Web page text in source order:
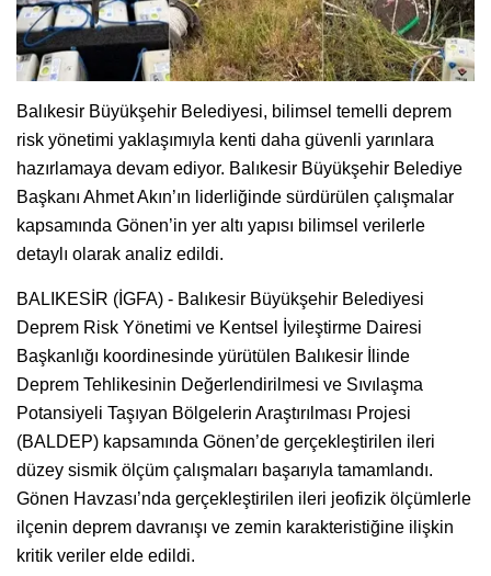
Balıkesir Büyükşehir Belediyesi, bilimsel temelli deprem
risk yönetimi yaklaşımıyla kenti daha güvenli yarınlara
hazırlamaya devam ediyor. Balıkesir Büyükşehir Belediye
Başkanı Ahmet Akın’ın liderliğinde sürdürülen çalışmalar
kapsamında Gönen’in yer altı yapısı bilimsel verilerle
detaylı olarak analiz edildi.
BALIKESİR (İGFA) - Balıkesir Büyükşehir Belediyesi
Deprem Risk Yönetimi ve Kentsel İyileştirme Dairesi
Başkanlığı koordinesinde yürütülen Balıkesir İlinde
Deprem Tehlikesinin Değerlendirilmesi ve Sıvılaşma
Potansiyeli Taşıyan Bölgelerin Araştırılması Projesi
(BALDEP) kapsamında Gönen’de gerçekleştirilen ileri
düzey sismik ölçüm çalışmaları başarıyla tamamlandı.
Gönen Havzası’nda gerçekleştirilen ileri jeofizik ölçümlerle
ilçenin deprem davranışı ve zemin karakteristiğine ilişkin
kritik veriler elde edildi.